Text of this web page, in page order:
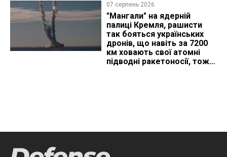
07 серпень 2026
"Мангали" на ядерній
палиці Кремля, рашисти
так бояться українських
дронів, що навіть за 7200
км ховають свої атомні
підводні ракетоносії, тож